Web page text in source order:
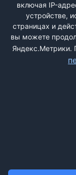
Быстрая
включая IP-
устройстве,
страницах и
вы можете